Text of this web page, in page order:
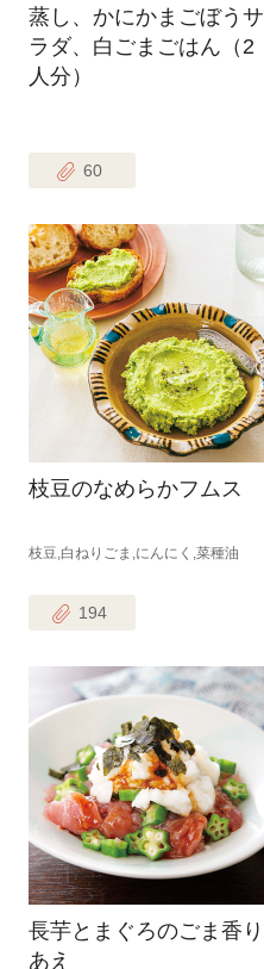
蒸し、かにかまごぼうサ
ラダ、白ごまごはん（2
人分）
60
枝豆のなめらかフムス
枝豆,白ねりごま,にんにく,菜種油
194
長芋とまぐろのごま香り
あえ